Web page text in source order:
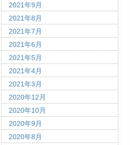
2021年9月
2021年8月
2021年7月
2021年6月
2021年5月
2021年4月
2021年3月
2020年12月
2020年10月
2020年9月
2020年8月